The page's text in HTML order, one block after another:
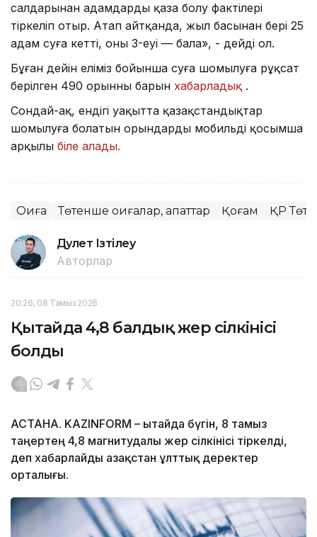
салдарынан адамдардың қаза болу фактілері
тіркеліп отыр. Атап айтқанда, жыл басынан бері 25
адам суға кетті, оның 3-еуі — бала», - дейді ол.
Бұған дейін еліміз бойынша суға шомылуға рұқсат
берілген 490 орынның барын хабарладық .
Сондай-ақ, ендігі уақытта қазақстандықтар
шомылуға болатын орындарды мобильді қосымша
арқылы біле алады.
Оқиға Төтенше оқиғалар, апаттар Қоғам ҚР
Дәулет Ізтілеу
Авторлар
20:26, 08 Тамыз 2026
Қытайда 4,8 балдық жер сілкінісі
болды
АСТАНА. KAZINFORM – Қытайда бүгін, 8 тамыз
таңертең 4,8 магнитудалы жер сілкінісі тіркелді,
деп хабарлайды Қазақстан ұлттық деректер
орталығы.